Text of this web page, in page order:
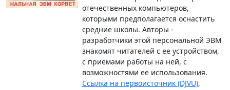
отечественных компьютеров,
которыми предполагается оснастить
средние школы. Авторы -
разработчики этой персональной ЭВМ
знакомят читателей с ее устройством,
с приемами работы на ней, с
возможностями ее использования.
Ссылка на первоисточник (DJVU),